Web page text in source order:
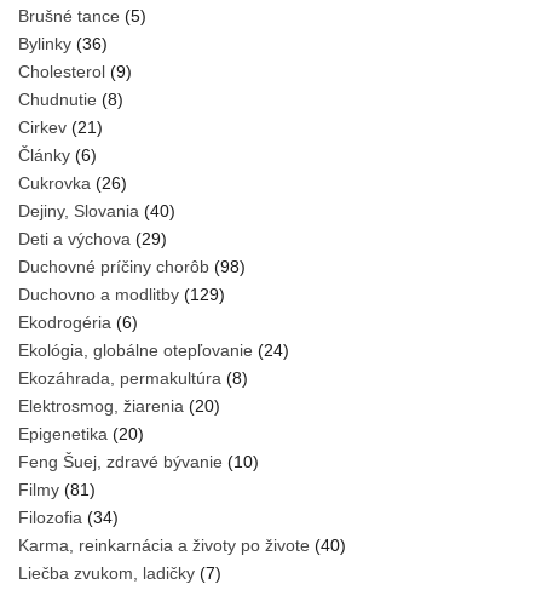
Brušné tance (5)
Bylinky (36)
Cholesterol (9)
Chudnutie (8)
Cirkev (21)
Články (6)
Cukrovka (26)
Dejiny, Slovania (40)
Deti a výchova (29)
Duchovné príčiny chorôb (98)
Duchovno a modlitby (129)
Ekodrogéria (6)
Ekológia, globálne otepľovanie (24)
Ekozáhrada, permakultúra (8)
Elektrosmog, žiarenia (20)
Epigenetika (20)
Feng Šuej, zdravé bývanie (10)
Filmy (81)
Filozofia (34)
Karma, reinkarnácia a životy po živote (40)
Liečba zvukom, ladičky (7)